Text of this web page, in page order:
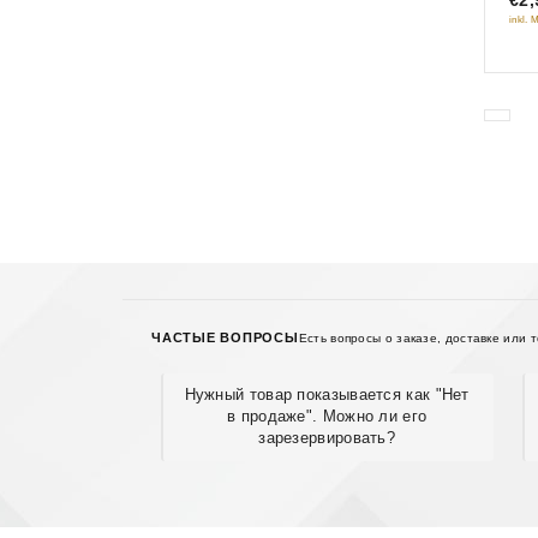
inkl.
ЧАСТЫЕ ВОПРОСЫЕсть вопросы о заказе, доставке или
Нужный товар показывается как "Нет
в продаже". Можно ли его
зарезервировать?